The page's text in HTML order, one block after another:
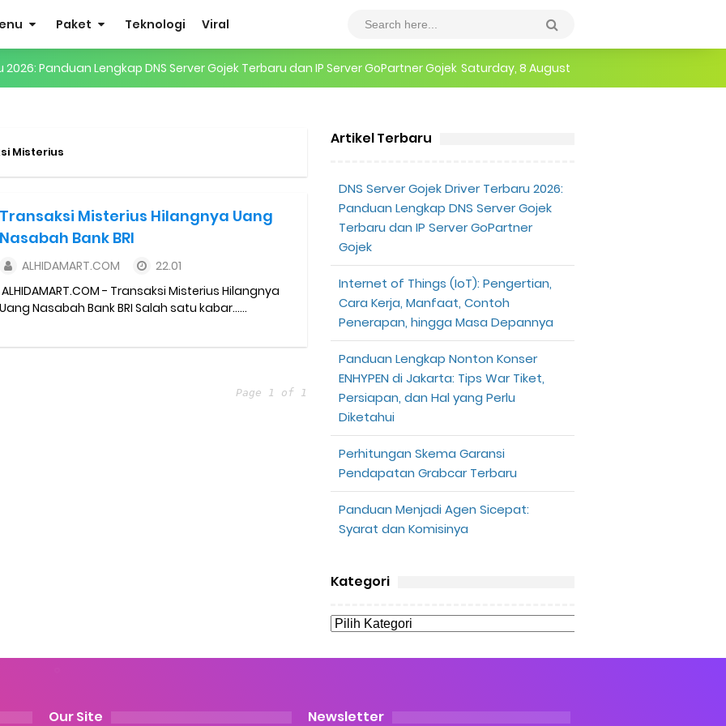
Paket Teknologi Viral
2026: Panduan Lengkap DNS Server Gojek Terbaru dan IP Server GoPartner Gojek
ENHYPEN di Jakarta: Tips War Tiket, Persiapan, dan Hal yang Perlu Diketahui
Syarat dan Komisinya
Diterima
Online Terbaru Dari Grab
Gratis
Saturday, 8 August
Misterius
Transaksi Misterius Hilangnya Uang
Nasabah Bank BRI
ALHIDAMART.COM
22.01
ALHIDAMART.COM - Transaksi Misterius Hilangnya
Uang Nasabah Bank BRI Salah satu kabar......
Page 1 of 1
Artikel Terbaru
DNS Server Gojek Driver Terbaru 2026:
Panduan Lengkap DNS Server Gojek
Terbaru dan IP Server GoPartner
Gojek
Internet of Things (IoT): Pengertian,
Cara Kerja, Manfaat, Contoh
Penerapan, hingga Masa Depannya
Panduan Lengkap Nonton Konser
ENHYPEN di Jakarta: Tips War Tiket,
Persiapan, dan Hal yang Perlu
Diketahui
Perhitungan Skema Garansi
Pendapatan Grabcar Terbaru
Panduan Menjadi Agen Sicepat:
Syarat dan Komisinya
Kategori
Our Site Newsletter